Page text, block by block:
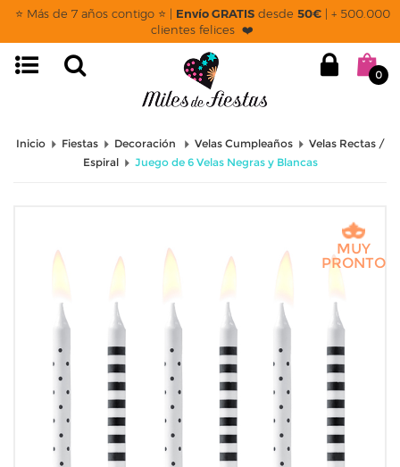
⭐ Más de 7 años contigo ⭐ | Envío GRATISdesde 50€| + 500.000
clientes felices ❤️
0
Inicio Fiestas Decoración Velas Cumpleaños
Velas Rectas /
Espiral
Juego de 6 Velas Negras y Blancas
MUY
PRONTO